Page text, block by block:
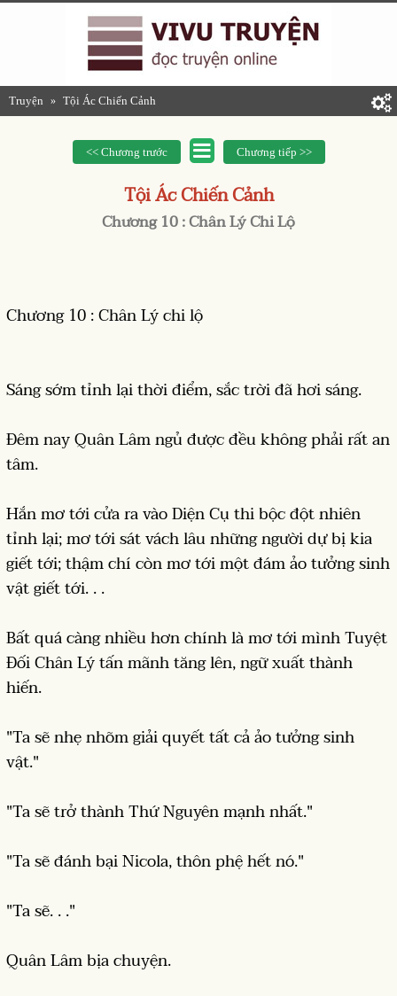
Truyện » Tội Ác Chiến Cảnh
<< Chương trước Chương tiếp >>
Tội Ác Chiến Cảnh
Chương 10 : Chân Lý Chi Lộ
Chương 10 : Chân Lý chi lộ
Sáng sớm tỉnh lại thời điểm, sắc trời đã hơi sáng.
Đêm nay Quân Lâm ngủ được đều không phải rất an
tâm.
Hắn mơ tới cửa ra vào Diện Cụ thi bộc đột nhiên
tỉnh lại; mơ tới sát vách lâu những người dự bị kia
giết tới; thậm chí còn mơ tới một đám ảo tưởng sinh
vật giết tới. . .
Bất quá càng nhiều hơn chính là mơ tới mình Tuyệt
Đối Chân Lý tấn mãnh tăng lên, ngữ xuất thành
hiến.
"Ta sẽ nhẹ nhõm giải quyết tất cả ảo tưởng sinh
vật."
"Ta sẽ trở thành Thứ Nguyên mạnh nhất."
"Ta sẽ đánh bại Nicola, thôn phệ hết nó."
"Ta sẽ. . ."
Quân Lâm bịa chuyện.